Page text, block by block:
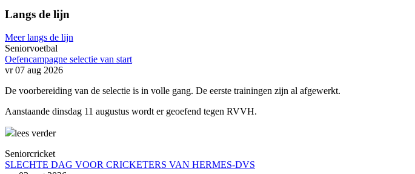
Langs de lijn
Meer langs de lijn
Seniorvoetbal
Oefencampagne selectie van start
vr 07 aug 2026
De voorbereiding van de selectie is in volle gang. De eerste trainingen zijn al afgewerkt.
Aanstaande dinsdag 11 augustus wordt er geoefend tegen RVVH.
lees verder
Seniorcricket
SLECHTE DAG VOOR CRICKETERS VAN HERMES-DVS